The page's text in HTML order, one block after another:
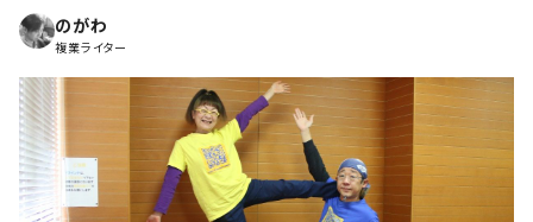
のがわ
複業ライター